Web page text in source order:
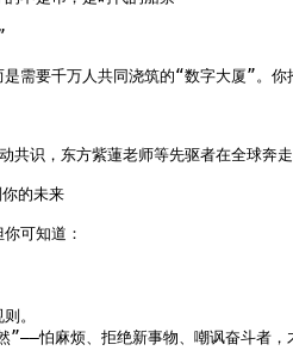
需要千万人共同浇筑的“数字大厦”。
共识，东方紫蓮老师等先驱者在全球
的未来
可知道：
。
”——怕麻烦、拒绝新事物、嘲讽奋斗者